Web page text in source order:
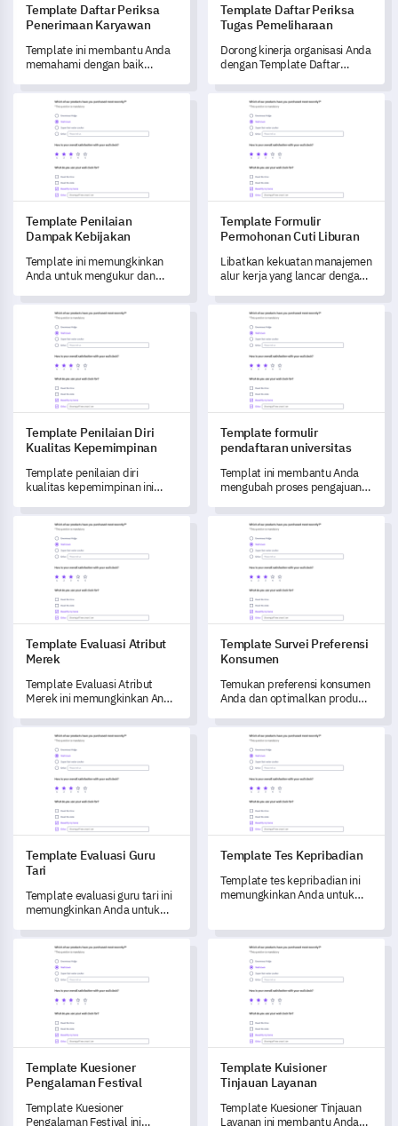
Template Daftar Periksa
Penerimaan Karyawan
Template ini membantu Anda
memahami dengan baik
karyawan Anda, mengungkap
wawasan kunci untuk
mengubah dan meningkatkan
program pelatihan Anda.
Template Daftar Periksa
Tugas Pemeliharaan
Dorong kinerja organisasi Anda
dengan Template Daftar
untuk mengubah efektivitas
praktik rutin Anda.
Template Penilaian Dampak Kebijakan
Template Penilaian
Dampak Kebijakan
Template ini memungkinkan
Anda untuk mengukur dan
perubahan kebijakan dalam
organisasi Anda.
Template Formulir
Template Formulir
Permohonan Cuti Liburan
Libatkan kekuatan manajemen
alur kerja yang lancar dengan
permohonan cuti liburan yang
komprehensif ini.
Template Penilaian Diri Kualitas Kepemimpinan
Template Penilaian Diri
Kualitas Kepemimpinan
Template penilaian diri
kualitas kepemimpinan ini
membuka pemahaman
mendalam tentang
keterampilan kepemimpinan
Anda dan mengidentifikasi
area untuk berkembang.
Template formulir
Template formulir
pendaftaran universitas
Templat ini membantu Anda
mengubah proses pengajuan
menangkap umpan balik rinci
dari para pelamar.
Template Evaluasi Atribut Merek
Template Evaluasi Atribut
Merek
Template Evaluasi Atribut
Merek ini memungkinkan Anda
mengukur persepsi serta
pengalaman audiens Anda
dengan merek Anda.
Template Survei Preferensi
Template Survei Preferensi
Konsumen
Temukan preferensi konsumen
Anda dan optimalkan produk
yang komprehensif ini.
Template Evaluasi Guru Tari
Template Evaluasi Guru
Tari
Template evaluasi guru tari ini
memungkinkan Anda untuk
komprehensif pengetahuan,
profesionalisme, keterampilan
mengajar, dan lingkungan
kelas instruktur Anda.
Template Tes Kepribadian
Template Tes Kepribadian
Template tes kepribadian ini
memungkinkan Anda untuk
individu yang mendorong pola
perilaku.
Template Kuesioner Pengalaman Festival
Template Kuesioner
Pengalaman Festival
Template Kuesioner
Pengalaman Festival ini
Template Kuisioner Tinjauan
Template Kuisioner
Tinjauan Layanan
Template Kuesioner Tinjauan
Layanan ini membantu Anda